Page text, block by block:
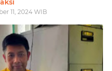
11, 2024 WIB